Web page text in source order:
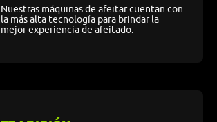
Nuestras máquinas de afeitar cuentan con
la más alta tecnología para brindar la
mejor experiencia de afeitado.